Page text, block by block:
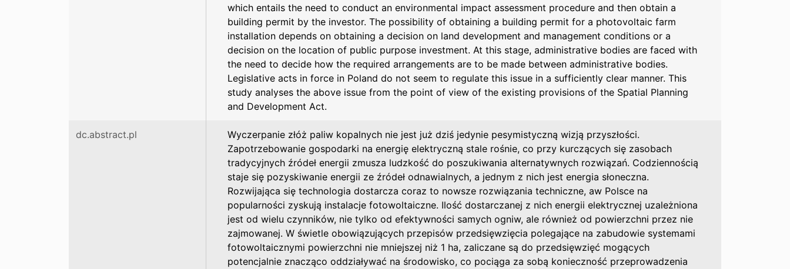
which entails the need to conduct an environmental impact assessment procedure and then obtain a
building permit by the investor. The possibility of obtaining a building permit for a photovoltaic farm
installation depends on obtaining a decision on land development and management conditions or a
decision on the location of public purpose investment. At this stage, administrative bodies are faced with
the need to decide how the required arrangements are to be made between administrative bodies.
Legislative acts in force in Poland do not seem to regulate this issue in a sufficiently clear manner. This
study analyses the above issue from the point of view of the existing provisions of the Spatial Planning
and Development Act.
dc.abstract.pl
Wyczerpanie złóż paliw kopalnych nie jest już dziś jedynie pesymistyczną wizją przyszłości.
Zapotrzebowanie gospodarki na energię elektryczną stale rośnie, co przy kurczących się zasobach
tradycyjnych źródeł energii zmusza ludzkość do poszukiwania alternatywnych rozwiązań. Codziennością
staje się pozyskiwanie energii ze źródeł odnawialnych, a jednym z nich jest energia słoneczna.
Rozwijająca się technologia dostarcza coraz to nowsze rozwiązania techniczne, aw Polsce na
popularności zyskują instalacje fotowoltaiczne. Ilość dostarczanej z nich energii elektrycznej uzależniona
jest od wielu czynników, nie tylko od efektywności samych ogniw, ale również od powierzchni przez nie
zajmowanej. W świetle obowiązujących przepisów przedsięwzięcia polegające na zabudowie systemami
fotowoltaicznymi powierzchni nie mniejszej niż 1 ha, zaliczane są do przedsięwzięć mogących
potencjalnie znacząco oddziaływać na środowisko, co pociąga za sobą konieczność przeprowadzenia